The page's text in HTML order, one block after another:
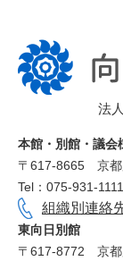
向
日
市
所
法
本館・別館・議会
〒617‐8665
京
Tel：075-931-1111
東向日別館
〒617-8772
京
組織別連絡